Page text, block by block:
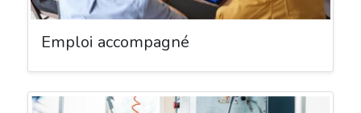
Emploi accompagné